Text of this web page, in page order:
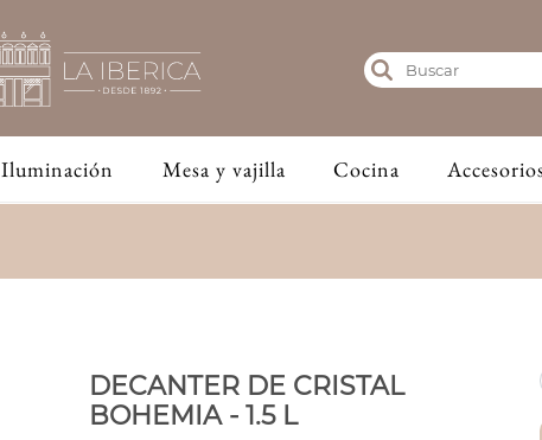
Iluminación Mesa y vajilla Cocina
DECANTER DE CRISTAL
BOHEMIA - 1.5 L